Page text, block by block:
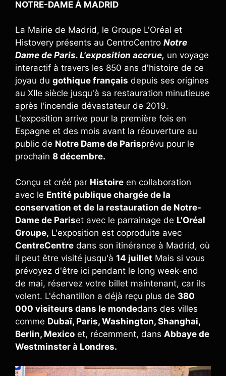
NOTRE-DAME À MADRID
La Mairie de Madrid, le Groupe L'Oréal et
Histovery présents au CentroCentro Notre
Dame de Paris. L'exposition accrue, un voyage
interactif à travers les 850 ans d'histoire de ce
joyau du gothique français depuis ses origines
au XIIe siècle jusqu'à sa restauration minutieuse
après l'incendie dévastateur de 2019.
L'exposition arrive pour la première fois en
Espagne et des mois avant la réouverture au
public de Notre Dame de Parisprévu pour le
prochain 8 décembre.
Conçu et créé par Histoire en collaboration
avec le Entité publique chargée de la
conservation et de la restauration de Notre-
Dame de Pariset avec le parrainage de L'Oréal
Groupe, L'exposition est coproduite avec
CentreCentre dans son itinérance à Madrid, où
il peut être visité jusqu'à 14 juillet Mais si vous
prévoyez d'être ici pendant le long week-end
de mai, réservez votre billet maintenant, car ils
volent. L'échantillon a déjà reçu plus de 380
000 visiteurs dans le mondedans des villes
comme Dubaï, Paris, Washington, Shanghai,
Berlin, Mexico et, récemment, dans Abbaye de
Westminster à Londres.